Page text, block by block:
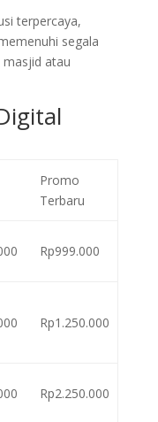
terpercaya,
segala
atau
Promo
Terbaru
Rp999.000
Rp1.250.000
Rp2.250.000